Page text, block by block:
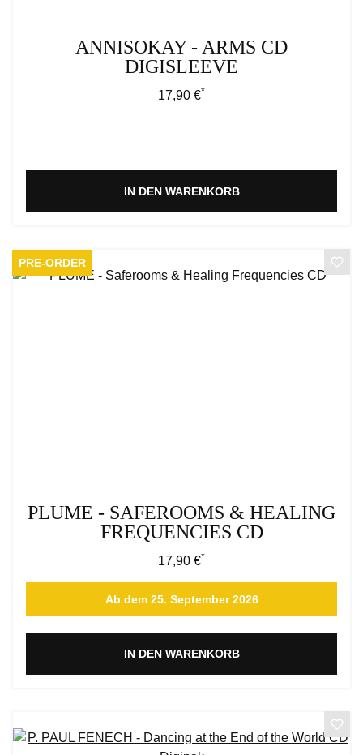
ANNISOKAY - ARMS CD
DIGISLEEVE
Regulärer Preis:
17,90 €*
IN DEN WARENKORB
PRE-ORDER
PLUME - SAFEROOMS & HEALING
FREQUENCIES CD
Regulärer Preis:
17,90 €*
Ab dem 25. September 2026
IN DEN WARENKORB